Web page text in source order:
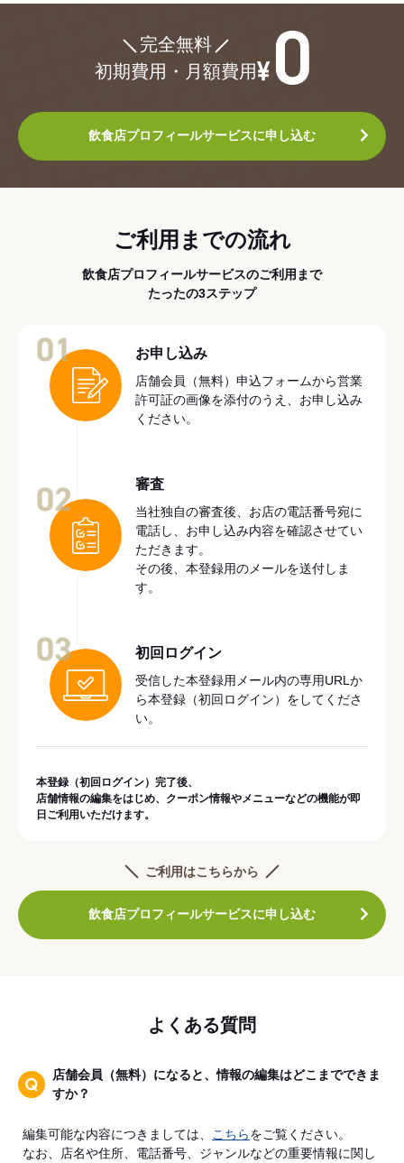
完全無料
初期費用・月額費用
飲食店プロフィールサービスに申し込む
ご利用までの流れ
飲食店プロフィールサービスのご利用まで
たったの3ステップ
お申し込み
店舗会員（無料）申込フォームから営業
許可証の画像を添付のうえ、お申し込み
ください。
審査
当社独自の審査後、お店の電話番号宛に
電話し、お申し込み内容を確認させてい
ただきます。
その後、本登録用のメールを送付しま
す。
初回ログイン
受信した本登録用メール内の専用URLか
ら本登録（初回ログイン）をしてくださ
い。
本登録（初回ログイン）完了後、
店舗情報の編集をはじめ、クーポン情報やメニューなどの機能が即
日ご利用いただけます。
ご利用はこちらから
飲食店プロフィールサービスに申し込む
よくある質問
店舗会員（無料）になると、情報の編集はどこまでできま
すか？
編集可能な内容につきましては、 こちらをご覧ください。
なお、店名や住所、電話番号、ジャンルなどの重要情報に関し